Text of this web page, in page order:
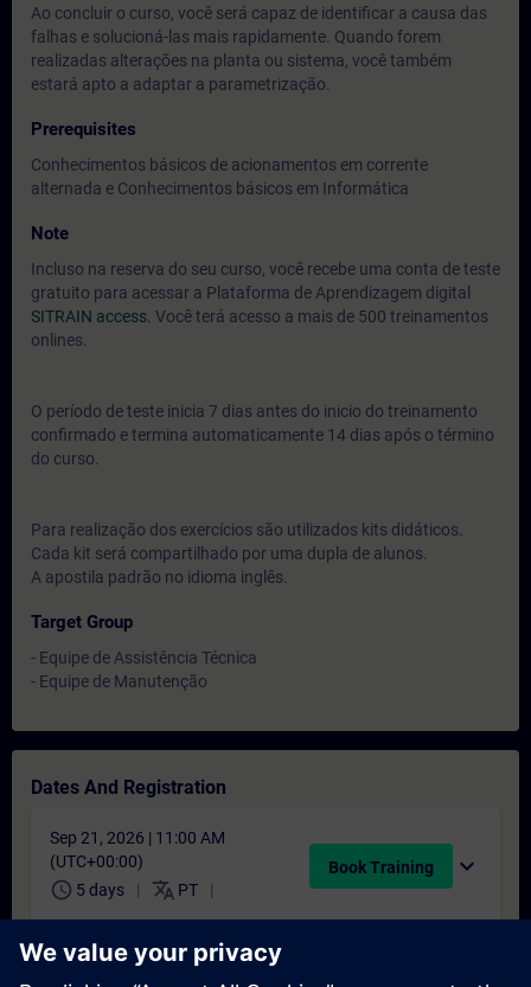
Ao concluir o curso, você será capaz de identificar a causa das
falhas e solucioná-las mais rapidamente. Quando forem
realizadas alterações na planta ou sistema, você também
estará apto a adaptar a parametrização.
Prerequisites
Conhecimentos básicos de acionamentos em corrente
alternada e Conhecimentos básicos em Informática
Note
Incluso na reserva do seu curso, você recebe uma conta de teste
gratuito para acessar a Plataforma de Aprendizagem digital
SITRAIN access. Você terá acesso a mais de 500 treinamentos
onlines.
O período de teste inicia 7 dias antes do inicio do treinamento
confirmado e termina automaticamente 14 dias após o término
do curso.
Para realização dos exercícios são utilizados kits didáticos.
Cada kit será compartilhado por uma dupla de alunos.
A apostila padrão no idioma inglês.
Target Group
- Equipe de Assistência Técnica
- Equipe de Manutenção
Dates And Registration
Sep 21, 2026 | 11:00 AM
(UTC+00:00)
schedule 5 days translate PT
Book Training expand_more
Nov 30, 2026 | 11:00 AM